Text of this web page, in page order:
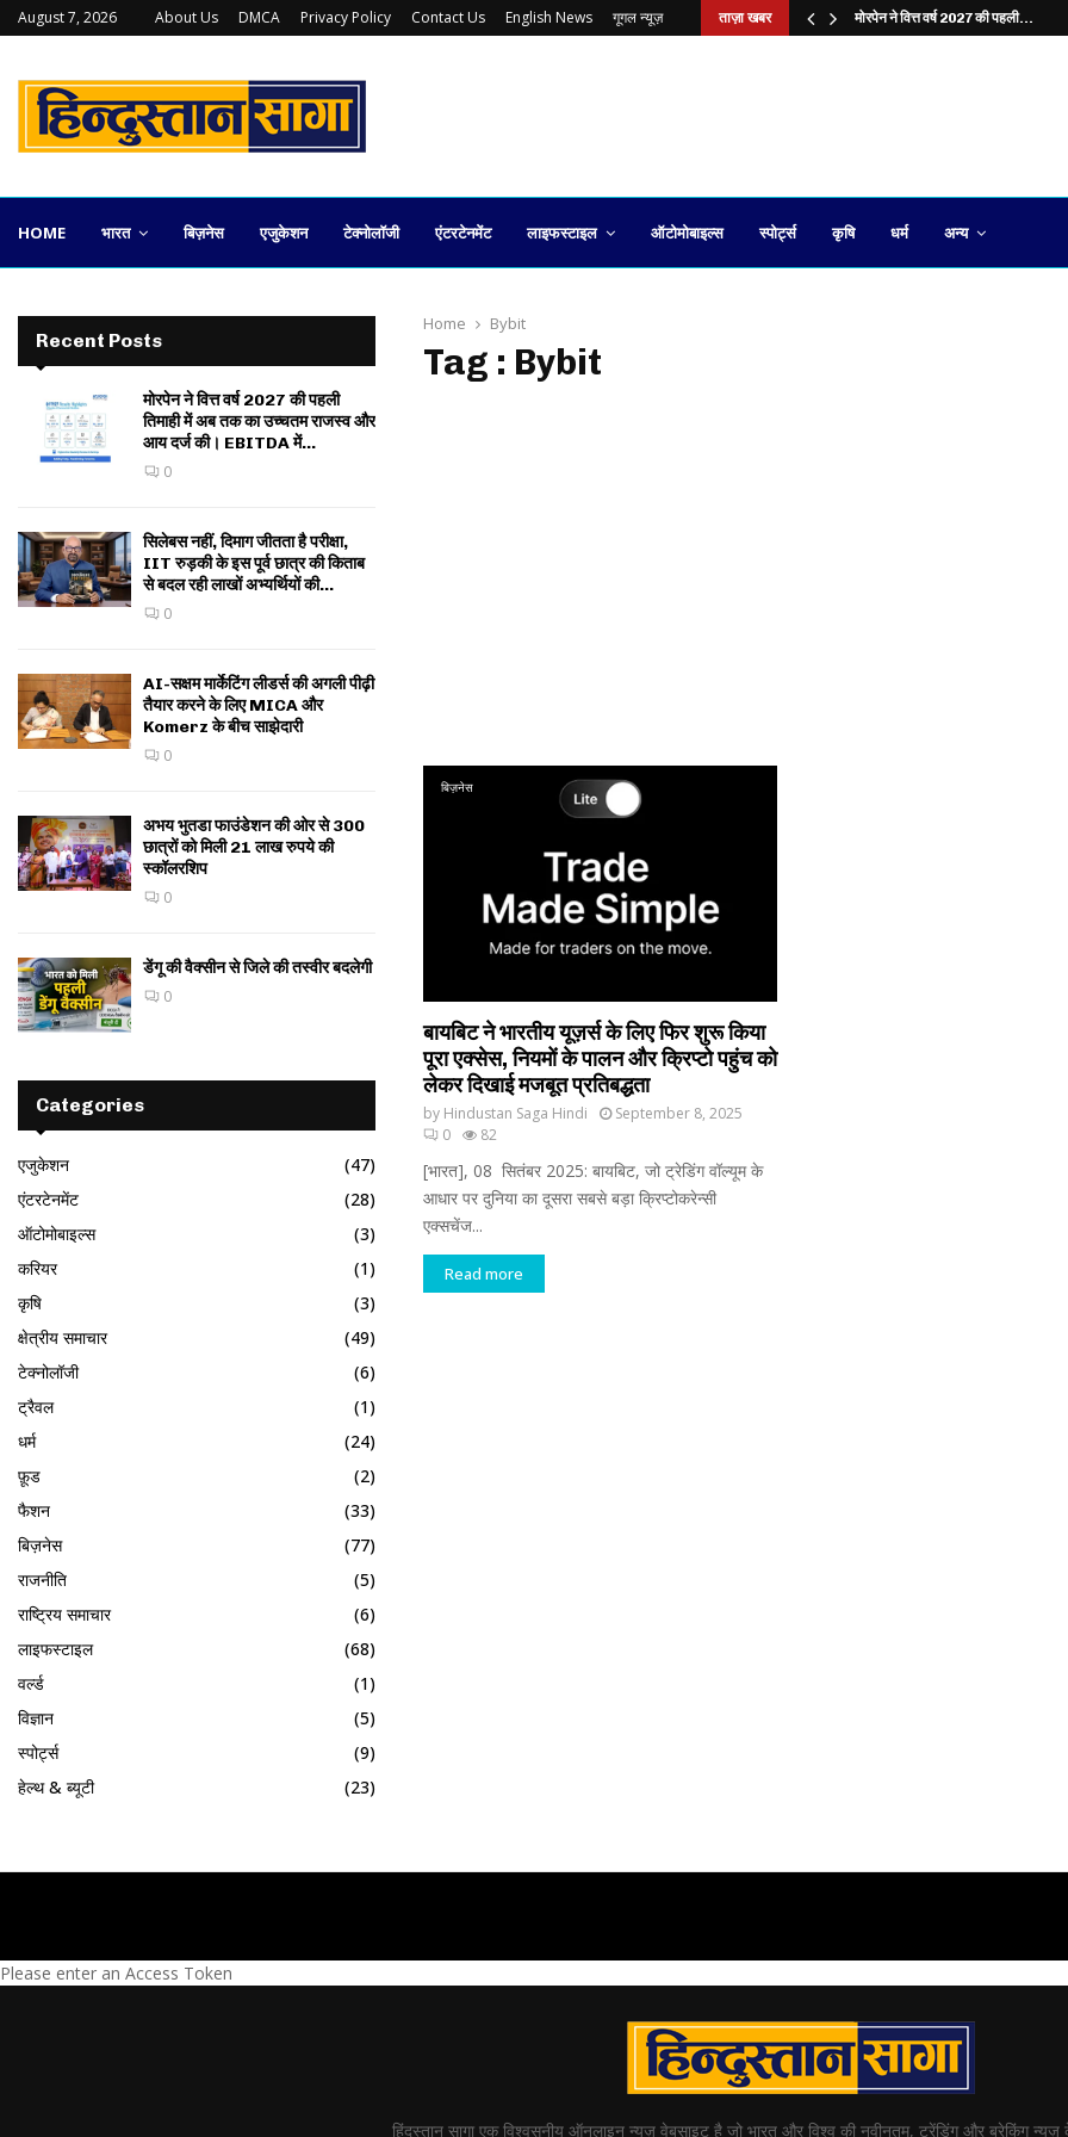
August 7, 2026 About Us DMCA Privacy Policy Contact Us English News गूगल न्यूज़ ताज़ा खबर
कलकत्ता स्टॉक एक्सचेंज की वापसी कितनी व्यावहारिक?… मोरपेन ने वित्त वर्ष 2027 की पहली…
HOME भारत बिज़नेस एजुकेशन टेक्नोलॉजी एंटरटेनमेंट लाइफस्टाइल ऑटोमोबाइल्स स्पोर्ट्स कृषि धर्म अन्य
Home Bybit
Tag : Bybit
बिज़नेस
बायबिट ने भारतीय यूज़र्स के लिए फिर शुरू किया
पूरा एक्सेस, नियमों के पालन और क्रिप्टो पहुंच को
लेकर दिखाई मजबूत प्रतिबद्धता
by Hindustan Saga Hindi
September 8, 2025
0
82
[भारत], 08 सितंबर 2025: बायबिट, जो ट्रेडिंग वॉल्यूम के
आधार पर दुनिया का दूसरा सबसे बड़ा क्रिप्टोकरेन्सी
एक्सचेंज...
Read more
Recent Posts
मोरपेन ने वित्त वर्ष 2027 की पहली
तिमाही में अब तक का उच्चतम राजस्व और
आय दर्ज की। EBITDA में...
0
सिलेबस नहीं, दिमाग जीतता है परीक्षा,
IIT रुड़की के इस पूर्व छात्र की किताब
से बदल रही लाखों अभ्यर्थियों की...
0
AI-सक्षम मार्केटिंग लीडर्स की अगली पीढ़ी
तैयार करने के लिए MICA और
Komerz के बीच साझेदारी
0
अभय भुतडा फाउंडेशन की ओर से 300
छात्रों को मिली 21 लाख रुपये की
स्कॉलरशिप
0
डेंगू की वैक्सीन से जिले की तस्वीर बदलेगी
0
Categories
एजुकेशन
(47)
एंटरटेनमेंट
(28)
ऑटोमोबाइल्स
(3)
करियर
(1)
कृषि
(3)
क्षेत्रीय समाचार
(49)
टेक्नोलॉजी
(6)
ट्रैवल
(1)
धर्म
(24)
फ़ूड
(2)
फैशन
(33)
बिज़नेस
(77)
राजनीति
(5)
राष्ट्रिय समाचार
(6)
लाइफस्टाइल
(68)
वर्ल्ड
(1)
विज्ञान
(5)
स्पोर्ट्स
(9)
हेल्थ & ब्यूटी
(23)
Please enter an Access Token
हिंदुस्तान सागा एक विश्वसनीय ऑनलाइन न्यूज़ वेबसाइट है जो भारत और विश्व की नवीनतम, ट्रेंडिंग और ब्रेकिंग